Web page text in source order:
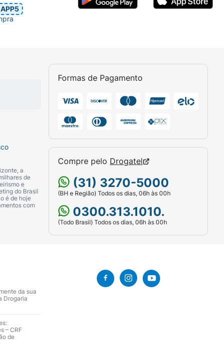
a
de
e
do Brasil
é de hoje
com
Formas de Pagamento
Compre pelo Drogatel
(31) 3270-5000
(BH e Região) Todos os dias, 06h às 00h
0300.313.1010.
(Todo Brasil) Todos os dias, 06h às 00h
APP5
da sua
Drogaria
– CRF
de